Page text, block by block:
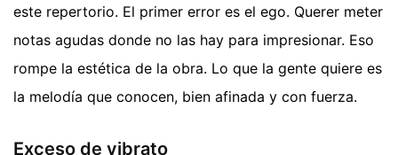
este repertorio. El primer error es el ego. Querer meter
notas agudas donde no las hay para impresionar. Eso
rompe la estética de la obra. Lo que la gente quiere es
la melodía que conocen, bien afinada y con fuerza.
Exceso de vibrato